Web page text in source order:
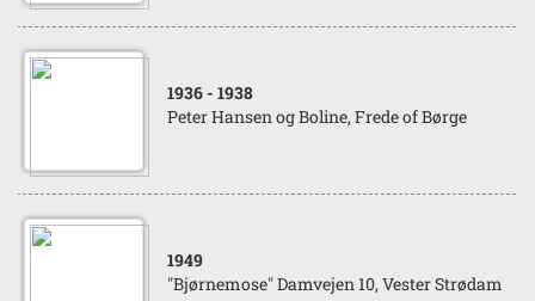
1936 - 1938
Peter Hansen og Boline, Frede of Børge
1949
"Bjørnemose" Damvejen 10, Vester Strødam